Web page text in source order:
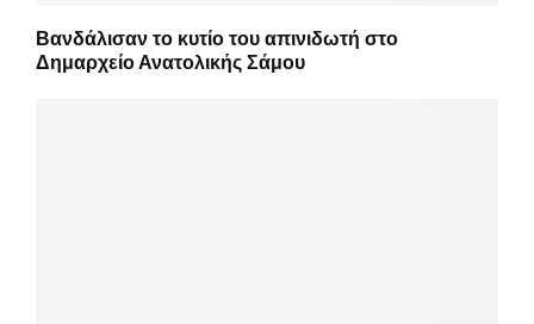
Βανδάλισαν το κυτίο του απινιδωτή στο
Δημαρχείο Ανατολικής Σάμου